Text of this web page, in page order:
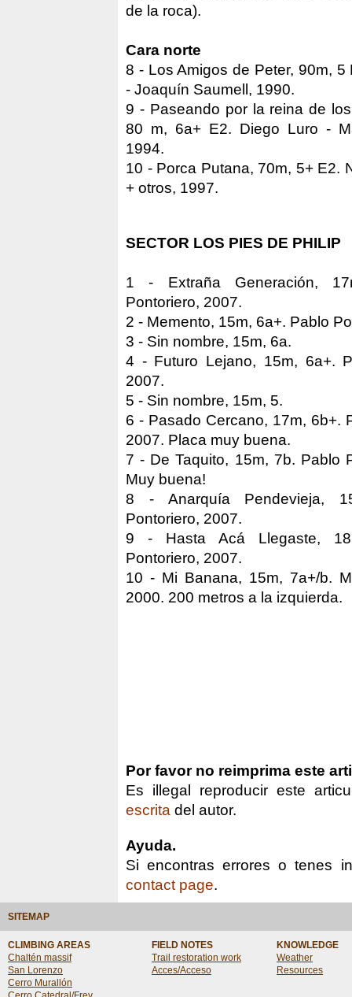
de la roca).
Cara norte
8 - Los Amigos de Peter, 90m, 5
- Joaquín Saumell, 1990.
9 - Paseando por la reina de
80 m, 6a+ E2. Diego Luro -
1994.
10 - Porca Putana, 70m, 5+ E2.
+ otros, 1997.
SECTOR LOS PIES DE PHILIP
1 - Extraña Generación,
Pontoriero, 2007.
2 - Memento, 15m, 6a+. Pablo
3 - Sin nombre, 15m, 6a.
4 - Futuro Lejano, 15m, 6a+.
2007.
5 - Sin nombre, 15m, 5.
6 - Pasado Cercano, 17m, 6b+.
2007. Placa muy buena.
7 - De Taquito, 15m, 7b. Pablo
Muy buena!
8 - Anarquía Pendevieja,
Pontoriero, 2007.
9 - Hasta Acá Llegaste,
Pontoriero, 2007.
10 - Mi Banana, 15m, 7a+/b.
2000. 200 metros a la izquierda.
Por favor no reimprima este
Es illegal reproducir este
escrita del autor.
Ayuda.
Si encontras errores o tenes
contact page.
SITEMAP
CLIMBING AREAS
Chaltén massif
San Lorenzo
Cerro Murallón
FIELD NOTES
Trail restoration work
Acces/Acceso
KNOWLEDGE
Weather
Resources